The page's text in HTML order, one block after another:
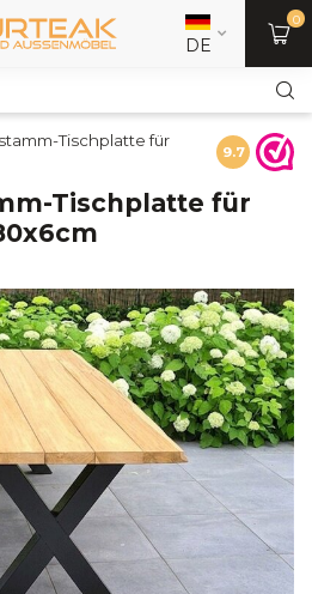
DE
0
Tischplatte für
9.7
Tischplatte für